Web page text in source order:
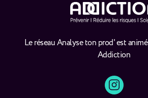
Le réseau Analyse ton prod' est
Addiction